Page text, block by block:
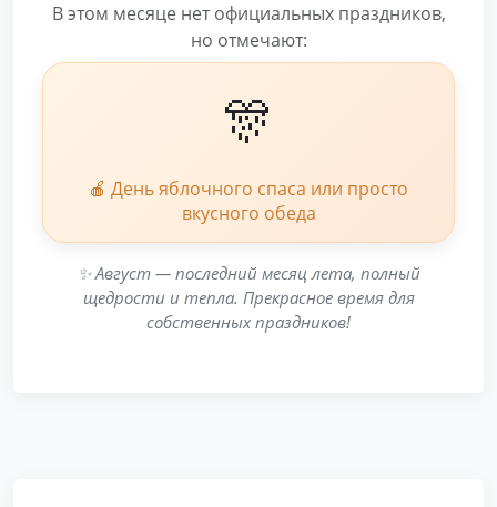
В этом месяце нет официальных праздников,
но отмечают:
🎊
🍎 День яблочного спаса или просто
вкусного обеда
✨ Август — последний месяц лета, полный
щедрости и тепла. Прекрасное время для
собственных праздников!